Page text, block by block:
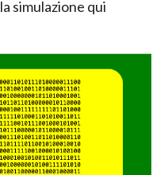
la simulazione qui